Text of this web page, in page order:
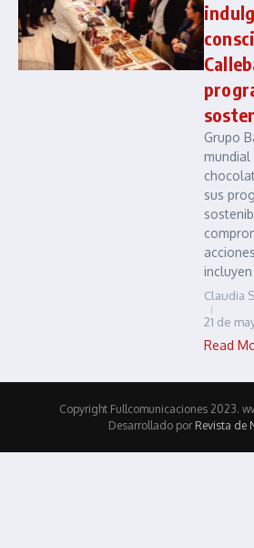
Grupo
mundial
sus
Claudia
21 de
Read
Copyright Fullcomunicaciones 2023.
Desarrollado por Revista de